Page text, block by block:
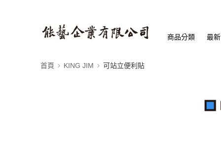
商品分類 最
首頁 KING JIM 可站立便利貼